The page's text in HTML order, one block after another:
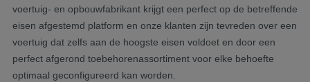
voertuig- en opbouwfabrikant krijgt een perfect op de betreffende
eisen afgestemd platform en onze klanten zijn tevreden over een
voertuig dat zelfs aan de hoogste eisen voldoet en door een
perfect afgerond toebehorenassortiment voor elke behoefte
optimaal geconfigureerd kan worden.